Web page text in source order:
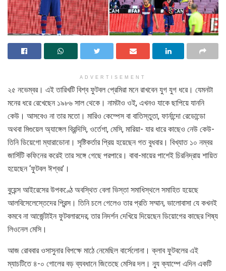
ADVERTISEMENT
২৫ নভেম্বর। এই তারিখটি বিশ্ব ফুটবল প্রেমিরা মনে রাখবেন যুগ যুগ ধরে। যেমনটা
মনের ধরে রেখেছেন ১৯৮৬ সাল থেকে। নামটাও ওই, এখনও যাকে ছাপিয়ে যাননি
কেউ। আসবেও না তার মতো। মারিও কেম্পেস বা বাতিস্তুতা, ফার্নান্দো রেডোন্ডো
অথবা মিগুয়েল অ্যাঙ্গেল ব্রিন্দিসি, ওর্তেগা, মেসি, মারিয়া- যার ধারে কাছেও নেউ কেউ-
তিনি ডিয়েগো ম্যারাডোনা। সৃষ্টিকর্তার প্রিয় হয়েছেন গত বুধবার। বিখ্যাত ১০ নম্বর
জার্সিটি কফিনের করেই তার সঙ্গে গেছে পরপারে। বাবা-মায়ের পাশেই চিরনিদ্রায় শায়িত
হয়েছেন ‘ফুটবল ঈশ্বর’।
বুয়েন্স আইরেসের উপকণ্ঠে অবস্থিত বেলা ভিস্তা সমাধিস্থলে সমাহিত হয়েছে
আলবিসেলেস্তেদের প্রিন্স। তিনি চলে গেলেও তার প্রতি সম্মান, ভালোবাসা যে কখনই
কমবে না আর্জেন্টাইন ফুটবলারদের; তার নিদর্শন দেখিয়ে দিয়েছেন ডিয়োগের কাছের শিষ্য
লিওনেল মেসি।
আজ রোববার ওসাসুনার বিপক্ষে মাঠে নেমেছিল বার্সেলোনা। ক্লাব ফুটবলের এই
ম্যাচটিতে ৪-০ গোলের বড় ব্যবধানে জিতেছে মেসির দল। ন্যু ক্যাম্পে এদিন একটি